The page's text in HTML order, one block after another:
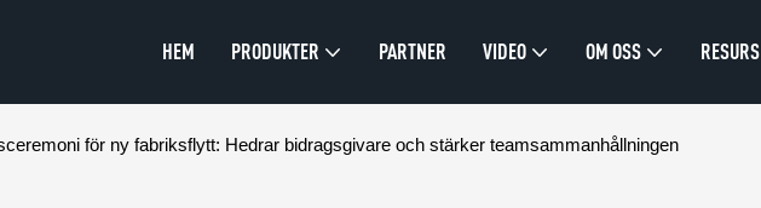
HEM PRODUKTER PARTNER VIDEO OM OSS RESURS
för ny fabriksflytt: Hedrar bidragsgivare och stärker teamsammanhållningen